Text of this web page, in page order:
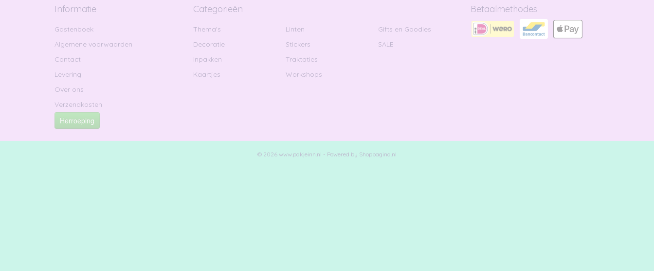
Informatie
Gastenboek
Algemene voorwaarden
Contact
Levering
Over ons
Verzendkosten
Herroeping
Categorieën
Thema's
Decoratie
Inpakken
Kaartjes
Linten
Stickers
Traktaties
Workshops
Gifts en Goodies
SALE
Betaalmethodes
© 2026 www.pakjeinn.nl - Powered by Shoppagina.nl